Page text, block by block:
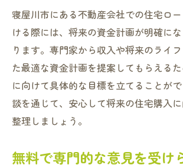
寝屋川市にある不動産会社での住宅ロ
ける際には、将来の資金計画が明確に
ります。専門家から収入や将来のライ
た最適な資金計画を提案してもらえる
に向けて具体的な目標を立てることが
談を通じて、安心して将来の住宅購入
整理しましょう。
無料で専門的な意見を受け